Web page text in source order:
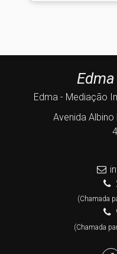
Edma - Mediação
Avenida Albino
(Chamada
(Chamada